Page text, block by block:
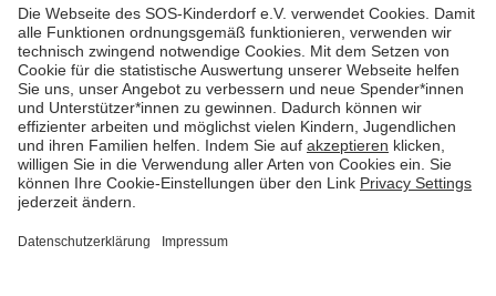
Ausbilderin (m/w/d) im Bereich
Nahrungszubereitung
in Vollzeit (38,5 Std./Wo.), SOS-Kinderdorf
Saarbrücken, Saarbrücken
Hauswirtschaftskraft (m/w/d)
in Teilzeit (mind. 20 - max. 30 Std./.Wo.), SOS-